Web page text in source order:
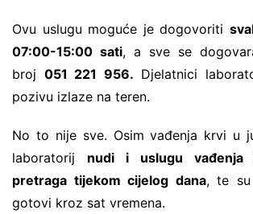
Ovu uslugu moguće je dogovoriti
07:00-15:00 sati, a sve se
broj 051 221 956. Djelatnici
pozivu izlaze na teren.
No to nije sve. Osim vađenja krvi u
laboratorij nudi i uslugu
pretraga tijekom cijelog dana, te su
gotovi kroz sat vremena.